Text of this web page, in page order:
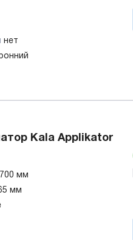
нет
Kala Applikator
мм
мм